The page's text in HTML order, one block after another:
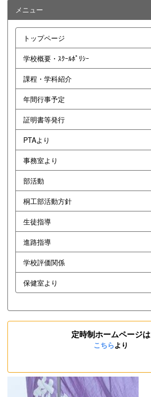
メニュー
トップページ
学校概要・ｽｸｰﾙﾎﾟﾘｼｰ
課程・学科紹介
年間行事予定
証明書等発行
PTAより
事務室より
部活動
桐工部活動方針
生徒指導
進路指導
学校評価関係
保健室より
定時制ホームページは
こちらより